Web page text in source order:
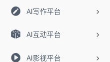
AI写作平台
AI互动平台
AI影视平台